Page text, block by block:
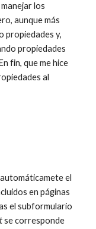
los
aunque más
propiedades y,
propiedades
fin, que me hice
al
el
en páginas
el subformulario
se corresponde